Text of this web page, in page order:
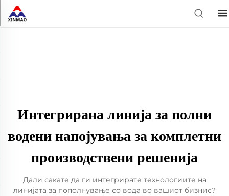
Интегрирана линија за полни
водени напојувања за комплетни
производствени решенија
Дали сакате да ги интегрирате технологиите на
линијата за пополнување со вода во вашиот бизнис?